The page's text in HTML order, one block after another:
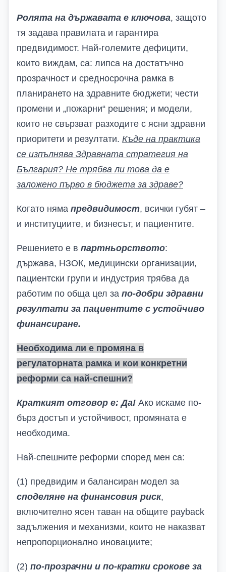
Ролята на държавата е ключова, защото
тя задава правилата и гарантира
предвидимост. Най-големите дефицити,
които виждам, са: липса на достатъчно
прозрачност и средносрочна рамка в
планирането на здравните бюджети; чести
промени и „пожарни“ решения; и модели,
които не свързват разходите с ясни здравни
приоритети и резултати. Къде на практика
се изпълнява Здравната стратегия на
България? Не трябва ли това да е
заложено първо в бюджета за здраве?
Когато няма предвидимост, всички губят –
и институциите, и бизнесът, и пациентите.
Решението е в партньорството:
държава, НЗОК, медицински организации,
пациентски групи и индустрия трябва да
работим по обща цел за по-добри здравни
резултати за пациентите с устойчиво
финансиране.
Необходима ли е промяна в
регулаторната рамка и кои конкретни
реформи са най-спешни?
Краткият отговор е:Да! Ако искаме по-
бърз достъп и устойчивост, промяната е
необходима.
Най-спешните реформи според мен са:
(1) предвидим и балансиран модел за
споделяне на финансовия риск,
включително ясен таван на общите payback
задължения и механизми, които не наказват
непропорционално иновациите;
(2) по-прозрачни и по-кратки срокове за